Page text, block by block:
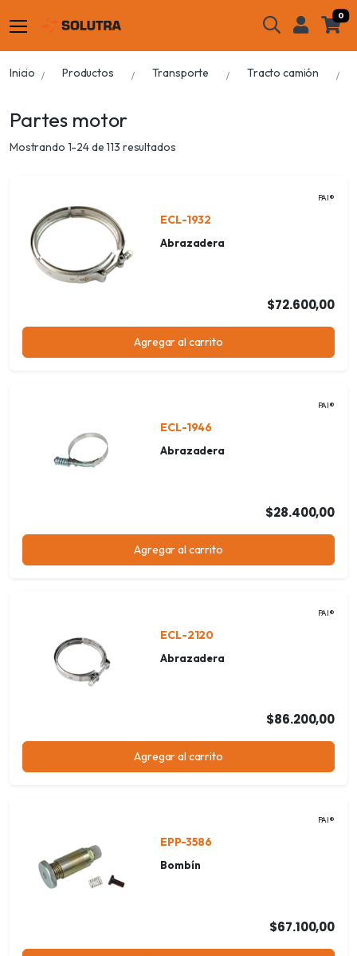
0
Inicio Productos Transporte Tracto camión
Partes motor
Mostrando 1-24 de 113 resultados
PAI®
ECL-1932
Abrazadera
$72.600,00
Agregar al carrito
PAI®
ECL-1946
Abrazadera
$28.400,00
Agregar al carrito
PAI®
ECL-2120
Abrazadera
$86.200,00
Agregar al carrito
PAI®
EPP-3586
Bombín
$67.100,00